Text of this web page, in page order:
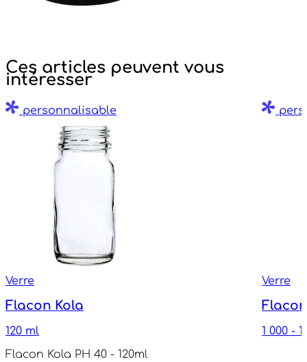
Ces articles peuvent vous
intéresser
personnalisable
Verre
Flacon Kola
120 ml
Verre
1 000 -
Flacon Kola PH 40 - 120ml